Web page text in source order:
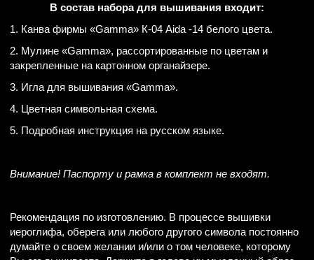
В состав набора для вышивания входит:
1. Канва фирмы «Gamma» К-04 Aida -14 белого цвета.
2. Мулине «Gamma», рассортированные по цветам и
закрепленные на картонном органайзере.
3. Игла для вышивания «Gamma».
4. Цветная символьная схема.
5. Подробная инструкция на русском языке.
Внимание! Паспорту и рамка в комплект не входят.
Рекомендация по изготовлению. В процессе вышивки
иероглифа, оберега или любого другого символа постоянно
думайте о своем желании и/или о том человеке, которому